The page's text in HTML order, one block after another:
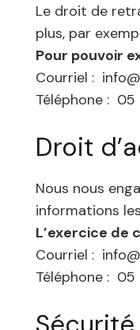
Le droit de
plus, par
Pour pouvoir
Courriel :
Téléphone : 05
Droit
Nous nous
informations
L’exercice de
Courriel :
Téléphone : 05